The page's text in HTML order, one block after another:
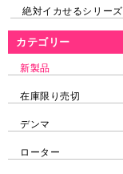
絶対イカせるシリーズ
カテゴリー
新製品
在庫限り売切
デンマ
ローター